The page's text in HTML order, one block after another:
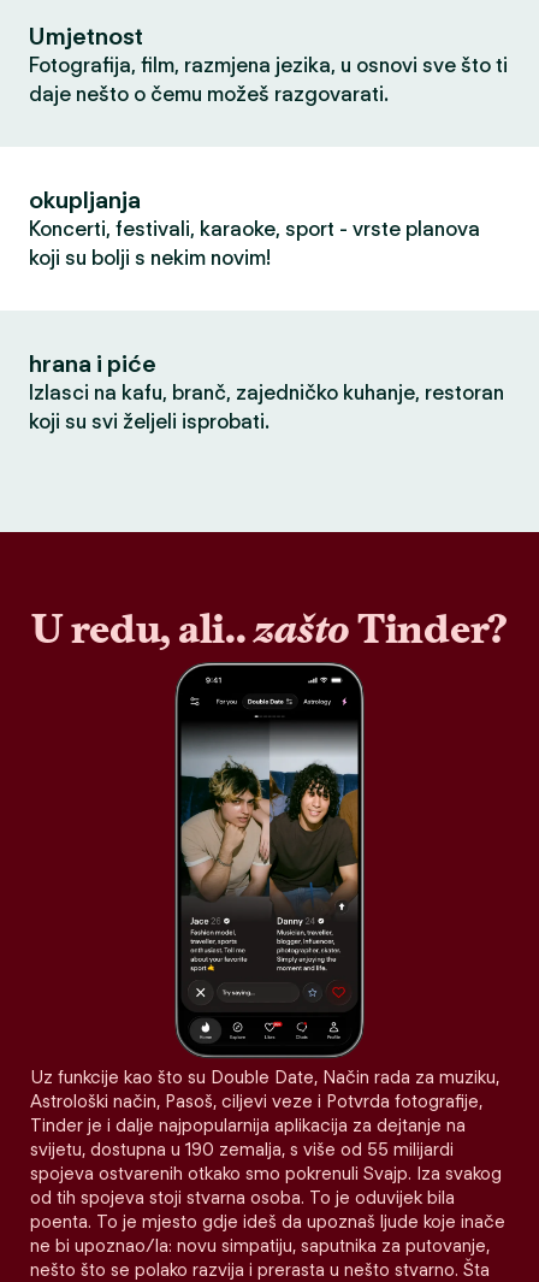
Umjetnost
Fotografija, film, razmjena jezika, u osnovi sve što ti
daje nešto o čemu možeš razgovarati.
okupljanja
Koncerti, festivali, karaoke, sport - vrste planova
koji su bolji s nekim novim!
hrana i piće
Izlasci na kafu, branč, zajedničko kuhanje, restoran
koji su svi željeli isprobati.
U redu, ali..zaštoTinder?
Uz funkcije kao što su Double Date, Način rada za muziku,
Astrološki način, Pasoš, ciljevi veze i Potvrda fotografije,
Tinder je i dalje najpopularnija aplikacija za dejtanje na
svijetu, dostupna u 190 zemalja, s više od 55 milijardi
spojeva ostvarenih otkako smo pokrenuli Svajp. Iza svakog
od tih spojeva stoji stvarna osoba. To je oduvijek bila
poenta. To je mjesto gdje ideš da upoznaš ljude koje inače
ne bi upoznao/la: novu simpatiju, saputnika za putovanje,
nešto što se polako razvija i prerasta u nešto stvarno. Šta